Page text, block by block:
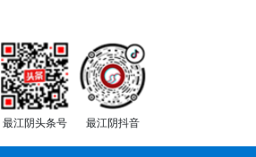
最江阴头条号 最江阴抖音